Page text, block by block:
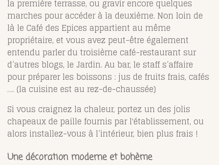
la première terrasse, ou gravir encore quelques
marches pour accéder à la deuxième. Non loin de
là le Café des Epices appartient au même
propriétaire, et vous avez peut-être également
entendu parler du troisième café-restaurant sur
d’autres blogs, le Jardin. Au bar, le staff s’affaire
pour préparer les boissons : jus de fruits frais, cafés
…. (la cuisine est au rez-de-chaussée)
Si vous craignez la chaleur, portez un des jolis
chapeaux de paille fournis par l'établissement, ou
alors installez-vous à l’intérieur, bien plus frais !
Une décoration moderne et bohème